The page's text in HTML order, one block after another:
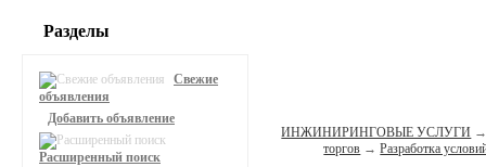
ИНЖИНИРИНГОВЫЕ УСЛУГИ
торгов →Разработка
Разделы
Свежие
объявления
Добавить объявление
Расширенный поиск